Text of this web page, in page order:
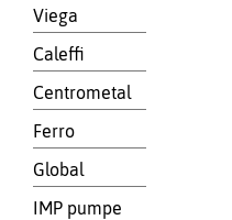
Viega
Caleffi
Centrometal
Ferro
Global
IMP pumpe